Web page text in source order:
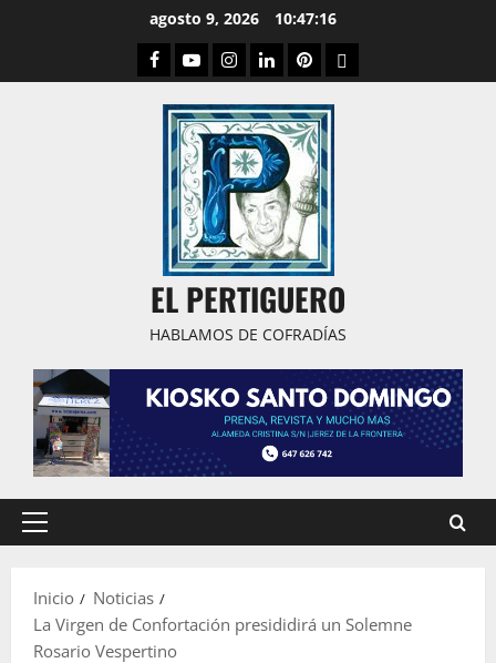
agosto 9, 2026 10:47:17
Facebook
YoutubeInstagram
LinkedPinterestDribbble
EL PERTIGUERO
HABLAMOS DE COFRADÍAS
Menú
Inicio
Noticias
La Virgen de Confortación presididirá un Solemne
Rosario Vespertino